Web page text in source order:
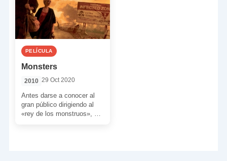
PELÍCULA
Monsters
2010 29 Oct 2020
Antes darse a conocer al
gran público dirigiendo al
«rey de los monstruos», el